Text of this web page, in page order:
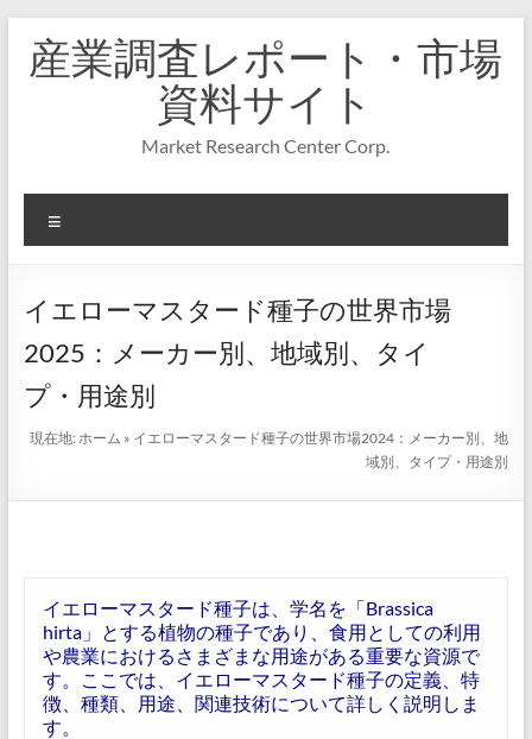
キ
プ
産業調査レポート・市場
資料サイト
Market Research Center Corp.
ニ
ー
イエローマスタード種子の世界市場
2025：メーカー別、地域別、タイ
プ・用途別
現在地:ホーム » イエローマスタード種子の世界市場2024：メーカー別、地
域別、タイプ・用途別
イエローマスタード種子は、学名を「Brassica
hirta」とする植物の種子であり、食用としての利用
や農業におけるさまざまな用途がある重要な資源で
す。ここでは、イエローマスタード種子の定義、特
徴、種類、用途、関連技術について詳しく説明しま
す。